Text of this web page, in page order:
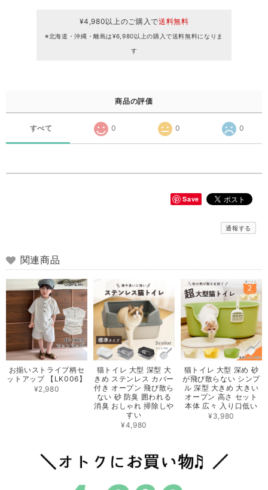
¥4,980以上のご購入で送料無料
※北海道・沖縄・離島は¥6,980以上の購入で送料無料になりま
す
商品の評価
すべて 0 0 0
Save
通報する
関連商品
お揃いストライプ柄セ
ットアップ 【LK006】
¥2,980
猫トイレ 大型 深型 大
きめ ステンレス カバー
付き オープン 飛び散ら
ない 砂 防臭 囲われる
消臭 おしゃれ 掃除しや
すい
¥4,980
猫トイレ 大型 深め 砂
が飛び散らない シンプ
ル 深型 大きめ 大きい
オープン 高さ セット
本体 広々 入り口低い
¥3,980